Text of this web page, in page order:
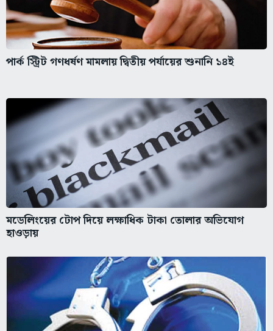
পার্ক স্ট্রিট গণধর্ষণ মামলায় দ্বিতীয় পর্যায়ের শুনানি ১৪ই
মডেলিংয়ের টোপ দিয়ে লক্ষাধিক টাকা তোলার অভিযোগ
হাওড়ায়